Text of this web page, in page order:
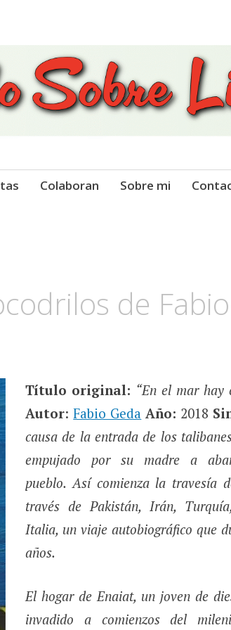
Libros
Colaboran Sobre mi
de Fabio
Título original: “En el mar hay
Autor:Fabio Geda Año: 2018
causa de la entrada de los
empujado por su madre a
pueblo. Así comienza la travesía
través de Pakistán, Irán,
Italia, un viaje autobiográfico que
años.
El hogar de Enaiat, un joven de
invadido a comienzos del